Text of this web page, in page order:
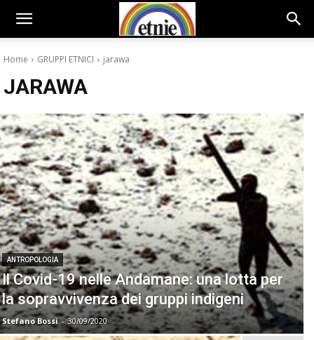
Home GRUPPI ETNICI jarawa
JARAWA
ANTROPOLOGIA
Il Covid-19 nelle Andamane: una lotta per
la sopravvivenza dei gruppi indigeni
Stefano Bossi - 30/09/2020